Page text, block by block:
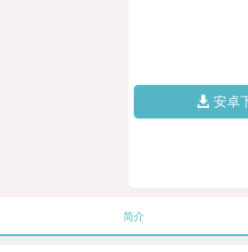
安卓
简介